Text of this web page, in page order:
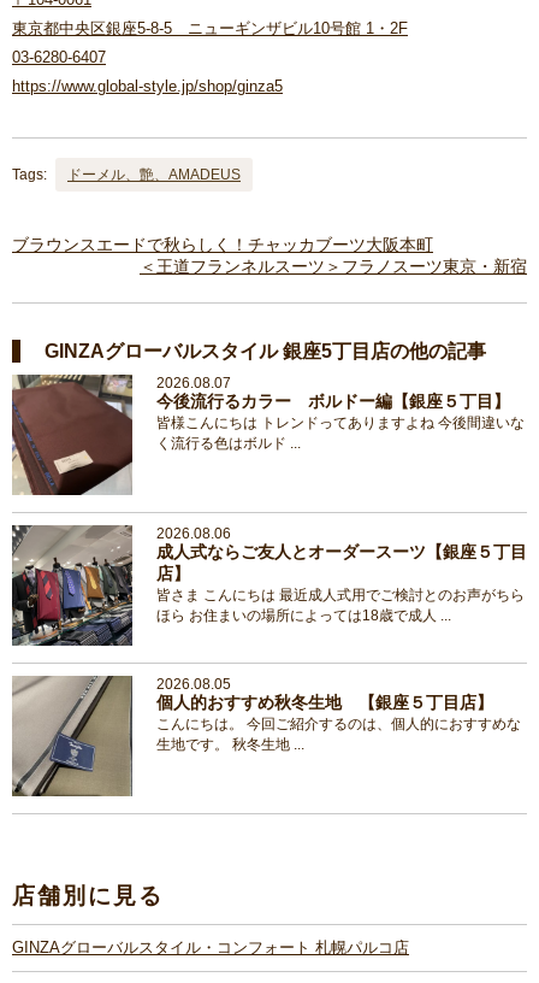
東京都中央区銀座5-8-5 ニューギンザビル10号館 1・2F
03-6280-6407
https://www.global-style.jp/shop/ginza5
Tags: ドーメル、艶、AMADEUS
ブラウンスエードで秋らしく！チャッカブーツ大阪本町
＜王道フランネルスーツ＞フラノスーツ東京・新宿
GINZAグローバルスタイル 銀座5丁目店の他の記事
2026.08.07
今後流行るカラー ボルドー編【銀座５丁目】
皆様こんにちは トレンドってありますよね 今後間違いな
く流行る色はボルド ...
2026.08.06
成人式ならご友人とオーダースーツ【銀座５丁目
店】
皆さま こんにちは 最近成人式用でご検討とのお声がちら
ほら お住まいの場所によっては18歳で成人 ...
2026.08.05
個人的おすすめ秋冬生地 【銀座５丁目店】
こんにちは。 今回ご紹介するのは、個人的におすすめな
生地です。 秋冬生地 ...
店舗別に見る
GINZAグローバルスタイル・コンフォート 札幌パルコ店